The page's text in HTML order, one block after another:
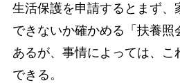
生活保護を申請するとまず、
できないか確かめる「扶養照
あるが、事情によっては、こ
できる。